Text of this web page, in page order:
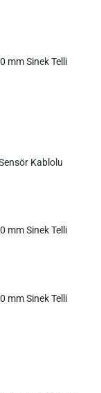
mm Sinek Telli
Kablolu
mm Sinek Telli
mm Sinek Telli